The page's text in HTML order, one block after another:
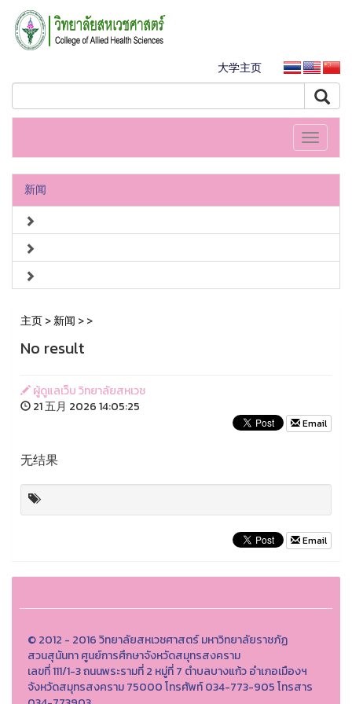
大学主页
Toggle
新闻
主页>新闻 >>
No result
ผู้ดูแลเว็บ วิทยาลัยสหเวช
21 五月 2026 14:05:25
Email
无结果
Email
© 2012 - 2016 วิทยาลัยสหเวชศาสตร์ มหาวิทยาลัยราชภัฏ
สวนสุนันทา ศูนย์การศึกษาจังหวัดสมุทรสงคราม
เลขที่ 111/1-3 ถนนพระรามที่ 2 หมู่ที่ 7 ตำบลบางแก้ว อำเภอเมืองฯ
จังหวัดสมุทรสงคราม 75000 โทรศัพท์ 034-773-905 โทรสาร